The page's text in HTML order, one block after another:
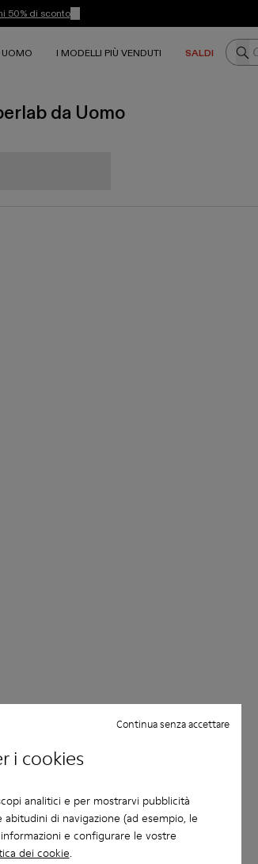
i cookies
analitici e per mostrarvi pubblicità
di navigazione (ad esempio, le
e configurare le vostre
dei cookie.
Continua senza accettare
50% di sconto
UOMO I MODELLI PIÙ VENDUTI SALDI
da Uomo
nere
003
A500019-001